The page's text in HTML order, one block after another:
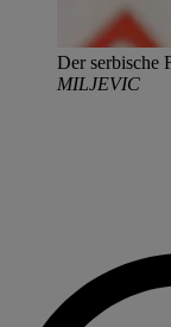
Der serbische
MILJEVIC